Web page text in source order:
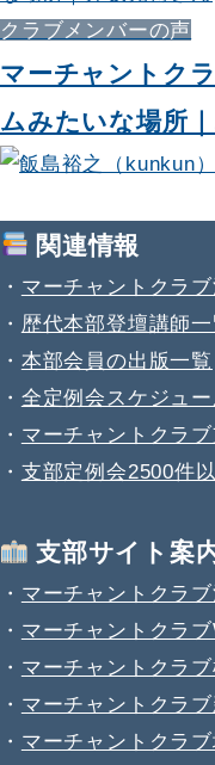
クラブメンバーの声
マーチャントク
ムみたいな場所
関連情報
・ マーチャントクラ
・ 歴代本部登壇講師一
・ 本部会員の出版一覧
・ 全定例会スケジュ
・ マーチャントクラ
・ 支部定例会2500件
支部サイト案
・ マーチャントクラ
・ マーチャントクラ
・ マーチャントクラ
・ マーチャントクラ
・ マーチャントクラ